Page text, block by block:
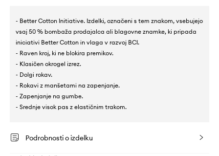
- Better Cotton Initiative. Izdelki, označeni s tem znakom, vsebujejo
vsaj 50 % bombaža prodajalca ali blagovne znamke, ki pripada
iniciativi Better Cotton in vlaga v razvoj BCI.
- Raven kroj, ki ne blokira premikov.
- Klasičen okrogel izrez.
- Dolgi rokav.
- Rokavi z manšetami na zapenjanje.
- Zapenjanje na gumbe.
- Srednje visok pas z elastičnim trakom.
Podrobnosti o izdelku